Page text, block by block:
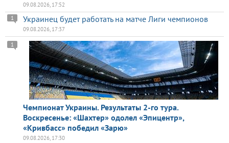
09.08.2026, 17:52
Украинец будет работать на матче Лиги чемпионов
1
09.08.2026, 17:37
Чемпионат Украины. Результаты 2-го тура.
Воскресенье: «Шахтер» одолел «Эпицентр»,
«Кривбасс» победил «Зарю»
1
09.08.2026, 17:30